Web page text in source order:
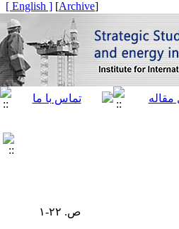
[
Archive
]
[ English ]
ص. ۲۲-۱